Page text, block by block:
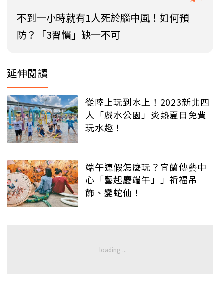
不到一小時就有1人死於腦中風！如何預
防？「3習慣」缺一不可
延伸閱讀
從陸上玩到水上！2023新北四
大「戲水公園」炎熱夏日免費
玩水趣！
端午連假怎麼玩？宜蘭傳藝中
心「藝起慶端午」」祈福吊
飾、變蛇仙！